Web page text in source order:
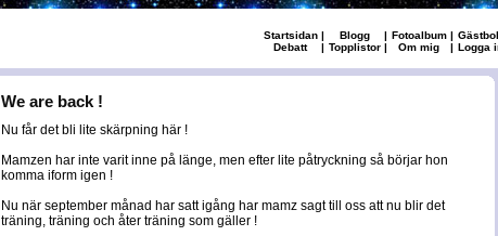
Startsidan | Blogg | Fotoalbum |
Debatt
| Topplistor | Om mig | Logga
We are back !
Nu får det bli lite skärpning här !
Mamzen har inte varit inne på länge, men efter lite påtryckning så börjar hon
komma iform igen !
Nu när september månad har satt igång har mamz sagt till oss att nu blir det
träning, träning och åter träning som gäller !